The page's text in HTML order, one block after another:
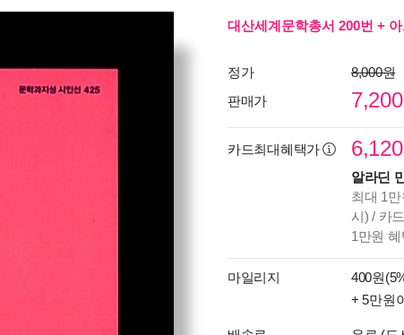
대산세계문학총서 200번 +
정가
8,000원
판매가
7,200
카드최대혜택가 6,120
알라딘
최대 1
시) / 카
1만원
마일리지 400원
+ 5만원